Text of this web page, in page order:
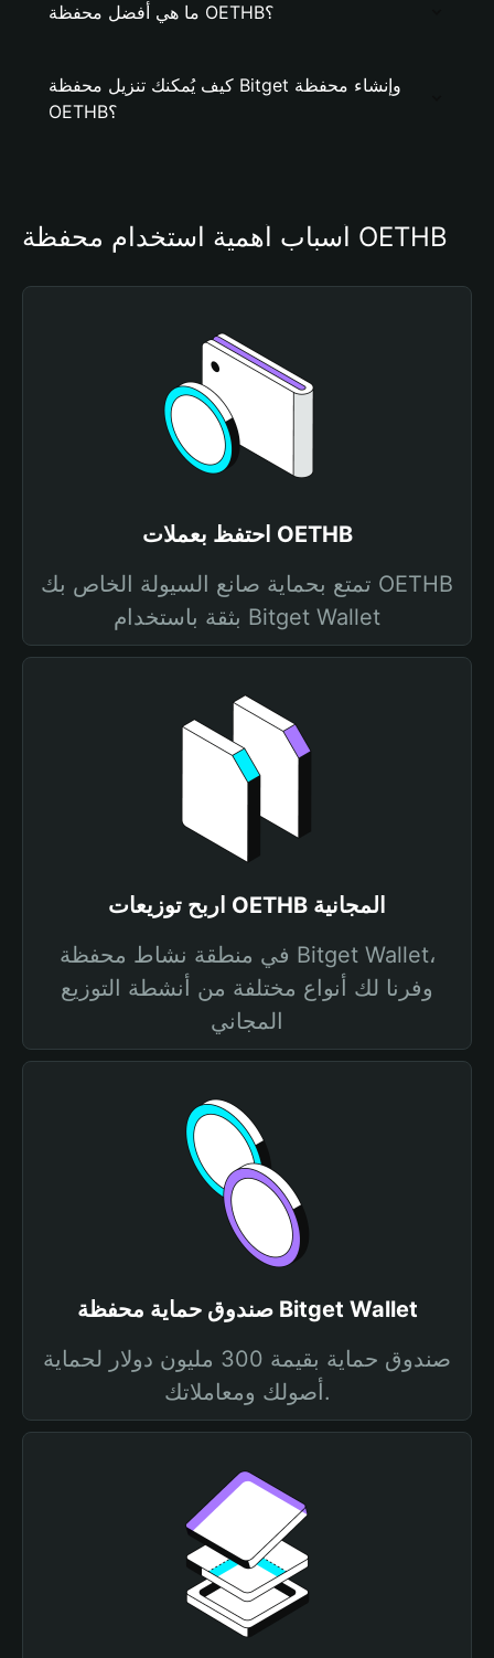
ما هي أفضل محفظة OETHB؟
كيف يُمكنك تنزيل محفظة Bitget وإنشاء محفظة
OETHB؟
أسباب أهمية استخدام محفظة OETHB
احتفظ بعملات OETHB
تمتع بحماية صانع السيولة الخاص بك OETHB
بثقة باستخدام Bitget Wallet
اربح توزيعات OETHB المجانية
في منطقة نشاط محفظة Bitget Wallet،
وفرنا لك أنواع مختلفة من أنشطة التوزيع
المجاني
صندوق حماية محفظة Bitget Wallet
صندوق حماية بقيمة 300 مليون دولار لحماية
أصولك ومعاملاتك.